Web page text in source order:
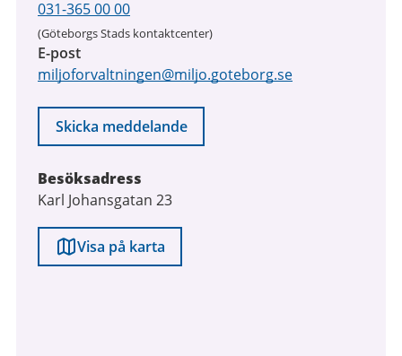
031-365 00 00
(Göteborgs Stads kontaktcenter)
E-post
miljoforvaltningen@miljo.goteborg.se
Skicka meddelande
Besöksadress
Karl Johansgatan 23
Visa på karta